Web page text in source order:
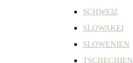
SCHWEIZ
SLOWAKEI
SLOWENIEN
TSCHECHIEN